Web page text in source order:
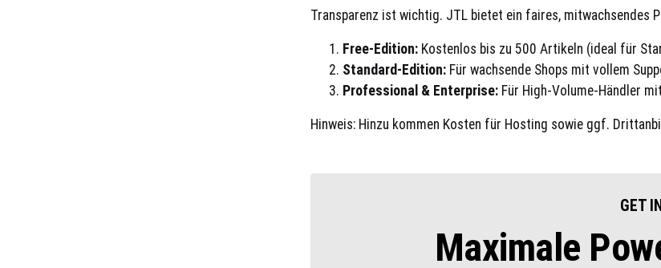
Transparenz ist wichtig. JTL bietet ein faires, mitwachsendes
Free-Edition:Kostenlos bis zu 500 Artikeln (ideal für
Standard-Edition:Für wachsende Shops mit vollem
Professional & Enterprise:Für High-Volume-Händler
Hinweis: Hinzu kommen Kosten für Hosting sowie ggf.
GET
Maximale